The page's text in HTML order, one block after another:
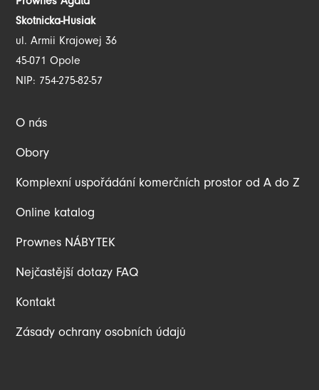
Skotnicka-Husiak
ul. Armii Krajowej 36
45-071 Opole
NIP: 754-275-82-57
O nás
Obory
Komplexní uspořádání komerčních prostor od A do Z
Online katalog
Prownes NÁBYTEK
Nejčastější dotazy FAQ
Kontakt
Zásady ochrany osobních údajů